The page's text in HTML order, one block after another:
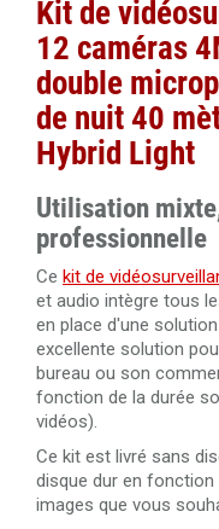
Câble RJ45 Cat.5
Câble RJ45 Cat. 6
LSZH haute
Dahua PFM920I-
Dahua PFM920-6U
Câble HDMI 2.0
Câble HDMI 2.0
Câble HDMI 1.4
Câble HDMI 2.0
HD
Câble HDMI 2.0
HD
Kit de
12 caméras
double
de nuit 40
Hybrid Light
Utilisation
professionnelle
Ce kit de
et audio intègre tous
en place d'une
excellente solution
bureau ou son
fonction de la durée
vidéos).
Ce kit est livré sans
disque dur en
images que vous